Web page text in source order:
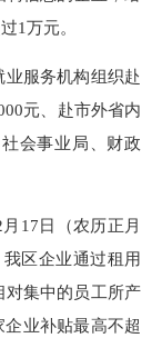
1万元。
服务机构组织赴
元、赴市外省内
会事业局、财政
17日（农历正月
区企业通过租用
对集中的员工所产
业补贴最高不超